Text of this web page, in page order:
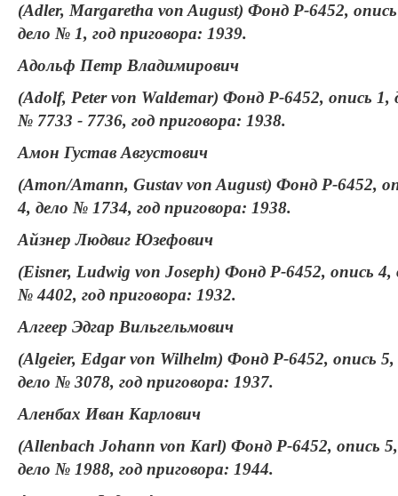
(Adler, Margaretha von August) Фонд Р-6452,
дело № 1, год приговора: 1939.
Адольф Петр Владимирович
(Adolf, Peter von Waldemar) Фонд Р-6452, опись 1,
№ 7733 - 7736, год приговора: 1938.
Амон Густав Августович
(Amon/Amann, Gustav von August) Фонд Р-6452,
4, дело № 1734, год приговора: 1938.
Айзнер Людвиг Юзефович
(Eisner, Ludwig von Joseph) Фонд Р-6452, опись 4,
№ 4402, год приговора: 1932.
Алгеер Эдгар Вильгельмович
(Algeier, Edgar von Wilhelm) Фонд Р-6452, опись 5,
дело № 3078, год приговора: 1937.
Аленбах Иван Карлович
(Allenbach Johann von Karl) Фонд Р-6452, опись 5,
дело № 1988, год приговора: 1944.